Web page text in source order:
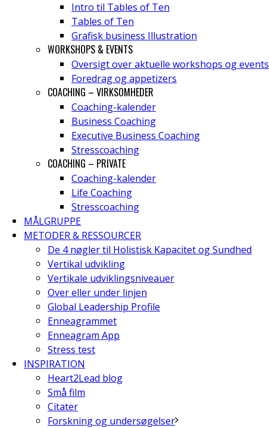
Intro til Tables of Ten
Tables of Ten
Grafisk business Illustration
WORKSHOPS & EVENTS
Oversigt over aktuelle workshops og events
Foredrag og appetizers
COACHING – VIRKSOMHEDER
Coaching-kalender
Business Coaching
Executive Business Coaching
Stresscoaching
COACHING – PRIVATE
Coaching-kalender
Life Coaching
Stresscoaching
MÅLGRUPPE
METODER & RESSOURCER
De 4 nøgler til Holistisk Kapacitet og Sundhed
Vertikal udvikling
Vertikale udviklingsniveauer
Over eller under linjen
Global Leadership Profile
Enneagrammet
Enneagram App
Stress test
INSPIRATION
Heart2Lead blog
Små film
Citater
Forskning og undersøgelser